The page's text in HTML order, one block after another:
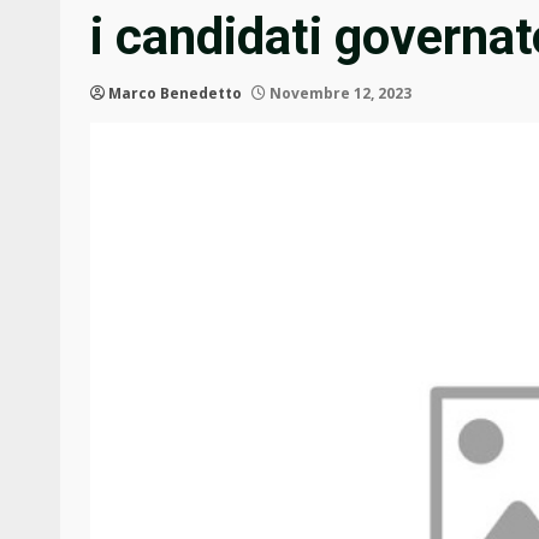
i candidati
Marco Benedetto Novembre 12, 2023